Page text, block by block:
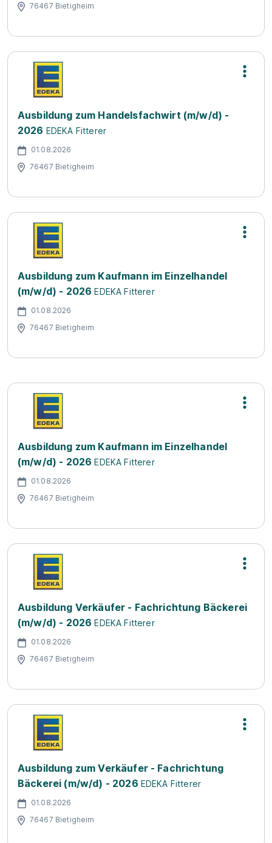
76467 Bietigheim
Ausbildung zum Handelsfachwirt (m/w/d) -
2026 EDEKA Fitterer
01.08.2026
76467 Bietigheim
Ausbildung zum Kaufmann im Einzelhandel
(m/w/d) - 2026 EDEKA Fitterer
01.08.2026
76467 Bietigheim
Ausbildung zum Kaufmann im Einzelhandel
(m/w/d) - 2026 EDEKA Fitterer
01.08.2026
76467 Bietigheim
Ausbildung Verkäufer - Fachrichtung Bäckerei
(m/w/d) - 2026 EDEKA Fitterer
01.08.2026
76467 Bietigheim
Ausbildung zum Verkäufer - Fachrichtung
Bäckerei (m/w/d) - 2026 EDEKA Fitterer
01.08.2026
76467 Bietigheim